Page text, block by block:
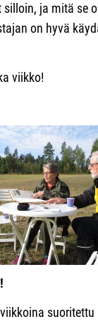
ja mitä se
on hyvä
viikko!
suoritettu